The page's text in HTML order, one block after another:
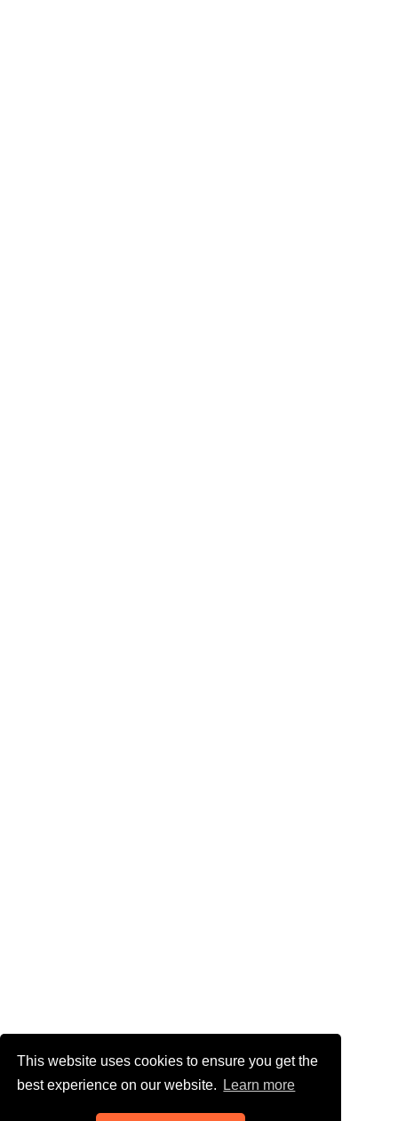
This website uses cookies to ensure you get the
best experience on our website.
Learn more